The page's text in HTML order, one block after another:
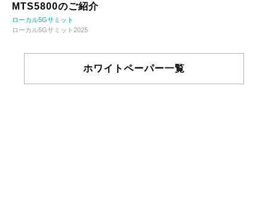
MTS5800のご紹介
ローカル5Gサミット
ローカル5Gサミット2025
ホワイトペーパー一覧